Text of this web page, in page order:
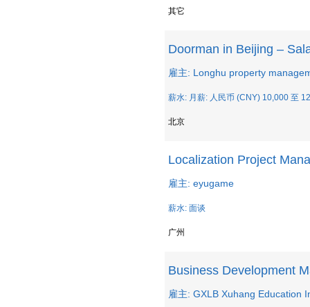
其它
Doorman in Beijing –
雇主: Longhu property
薪水: 月薪: 人民币 (CNY) 10,000 至
北京
Localization Project
雇主: eyugame
薪水: 面谈
广州
Business Development
雇主: GXLB Xuhang Education